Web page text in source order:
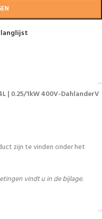
| 0.25/1kW 400V-DahlanderV
zijn te vinden onder het
vindt u in de bijlage.